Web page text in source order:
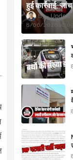
हुई कार्रवाई,
8/06/2026